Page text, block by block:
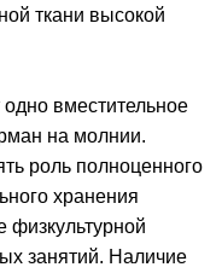
ткани высокой
вместительное
на молнии.
роль полноценного
хранения
физкультурной
занятий. Наличие